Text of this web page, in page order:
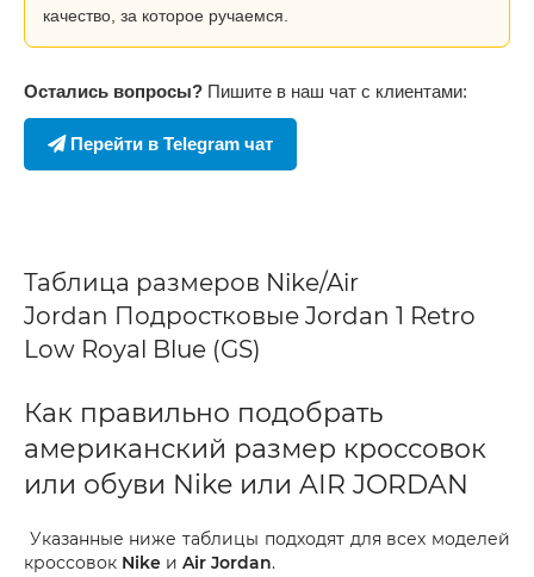
качество, за которое ручаемся.
Остались вопросы? Пишите в наш чат с клиентами:
Перейти в Telegram чат
Таблица размеров Nike/Air
Jordan Подростковые Jordan 1 Retro
Low Royal Blue (GS)
Как правильно подобрать
американский размер кроссовок
или обуви Nike или AIR JORDAN
Указанные ниже таблицы подходят для всех моделей
кроссовок Nike и Air Jordan.